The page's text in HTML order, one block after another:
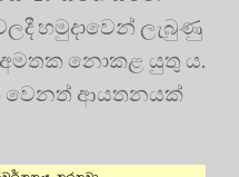
හමුදාවෙන් ලැබුණු
අමතක නොකළ යුතු ය.
වෙනත් ආයතනයක්